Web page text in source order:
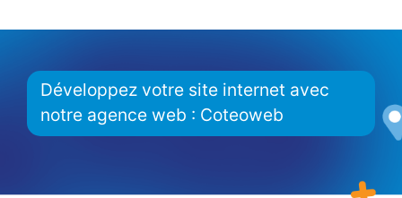
Développez votre site internet avec
notre agence web : Coteoweb